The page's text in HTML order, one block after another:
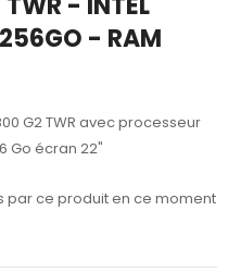
- RAM
G2 TWR avec processeur
Go écran 22"
par ce produit en ce moment